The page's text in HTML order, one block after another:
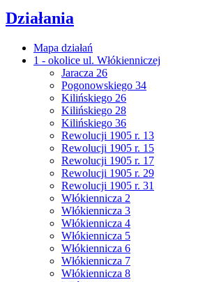
Działania
Mapa działań
1 - okolice ul. Włókienniczej
Jaracza 26
Pogonowskiego 34
Kilińskiego 26
Kilińskiego 28
Kilińskiego 36
Rewolucji 1905 r. 13
Rewolucji 1905 r. 15
Rewolucji 1905 r. 17
Rewolucji 1905 r. 29
Rewolucji 1905 r. 31
Włókiennicza 2
Włókiennicza 3
Włókiennicza 4
Włókiennicza 5
Włókiennicza 6
Włókiennicza 7
Włókiennicza 8